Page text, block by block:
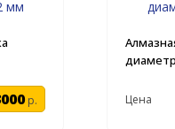
р. Цена